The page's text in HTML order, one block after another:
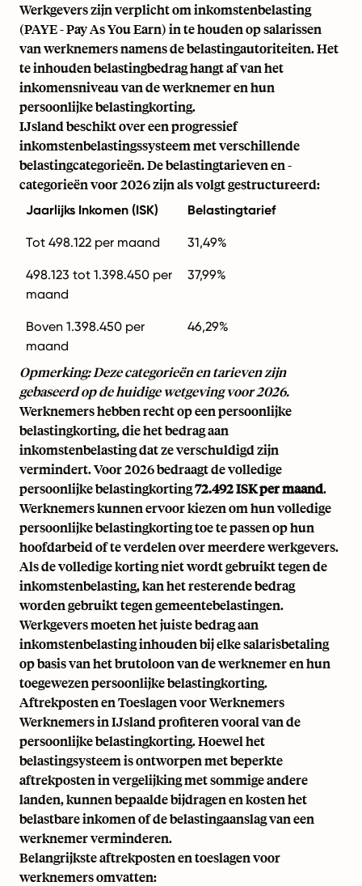
Werkgevers zijn verplicht om inkomstenbelasting
(PAYE - Pay As You Earn) in te houden op salarissen
van werknemers namens de belastingautoriteiten. Het
te inhouden belastingbedrag hangt af van het
inkomensniveau van de werknemer en hun
persoonlijke belastingkorting.
IJsland beschikt over een progressief
inkomstenbelastingssysteem met verschillende
belastingcategorieën. De belastingtarieven en -
categorieën voor 2026 zijn als volgt gestructureerd:
Jaarlijks Inkomen (ISK) Belastingtarief
Tot 498.122 per maand 31,49%
498.123 tot 1.398.450 per
maand
37,99%
Boven 1.398.450 per
maand
46,29%
Opmerking: Deze categorieën en tarieven zijn
gebaseerd op de huidige wetgeving voor 2026.
Werknemers hebben recht op een persoonlijke
belastingkorting, die het bedrag aan
inkomstenbelasting dat ze verschuldigd zijn
vermindert. Voor 2026 bedraagt de volledige
persoonlijke belastingkorting72.492 ISK per maand.
Werknemers kunnen ervoor kiezen om hun volledige
persoonlijke belastingkorting toe te passen op hun
hoofdarbeid of te verdelen over meerdere werkgevers.
Als de volledige korting niet wordt gebruikt tegen de
inkomstenbelasting, kan het resterende bedrag
worden gebruikt tegen gemeentebelastingen.
Werkgevers moeten het juiste bedrag aan
inkomstenbelasting inhouden bij elke salarisbetaling
op basis van het brutoloon van de werknemer en hun
toegewezen persoonlijke belastingkorting.
Aftrekposten en Toeslagen voor Werknemers
Werknemers in IJsland profiteren vooral van de
persoonlijke belastingkorting. Hoewel het
belastingsysteem is ontworpen met beperkte
aftrekposten in vergelijking met sommige andere
landen, kunnen bepaalde bijdragen en kosten het
belastbare inkomen of de belastingaanslag van een
werknemer verminderen.
Belangrijkste aftrekposten en toeslagen voor
werknemers omvatten: